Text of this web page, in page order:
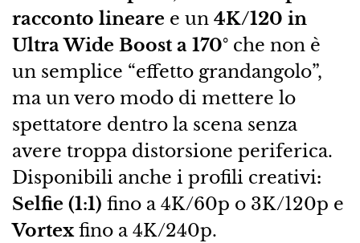
racconto lineare e un 4K/120 in
Ultra Wide Boost a 170°che non è
un semplice “effetto grandangolo”,
ma un vero modo di mettere lo
spettatore dentro la scena senza
avere troppa distorsione periferica.
Disponibili anche i profili creativi:
Selfie (1:1) fino a 4K/60p o 3K/120p e
Vortexfino a 4K/240p.